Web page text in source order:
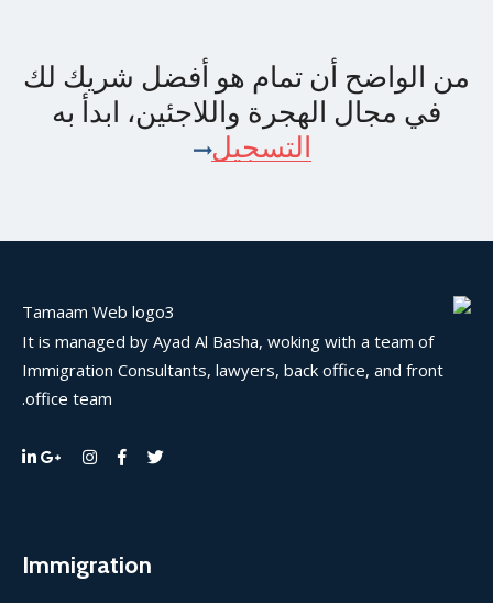
من الواضح أن تمام هو أفضل شريك لك
في مجال الهجرة واللاجئين، ابدأ به
التسجيل
It is managed by Ayad Al Basha, woking with a team of
Immigration Consultants, lawyers, back office, and front
office team.
Immigration